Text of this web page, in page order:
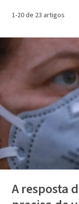
1-20 de 23 artigos
A resposta